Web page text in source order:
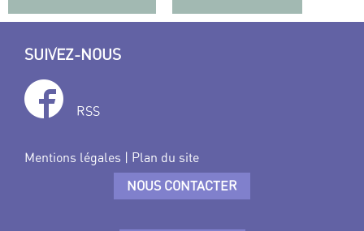
SUIVEZ-NOUS
RSS
Mentions légales | Plan du site
NOUS CONTACTER